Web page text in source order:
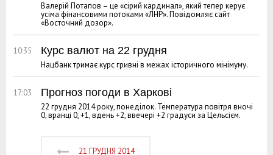
Валерій Потапов – це «сірий кардинал», який тепер керує
усіма фінансовими потоками «ЛНР». Повідомляє сайт
«Восточний дозор».
10:35 Курс валют на 22 грудня
Нацбанк тримає курс гривні в межах історичного мінімуму.
17:03 Прогноз погоди в Харкові
22 грудня 2014 року, понеділок. Температура повітря вночі
0, вранці 0, +1, вдень +2, ввечері +2 градуси за Цельсієм.
21 ГРУДНЯ 2014